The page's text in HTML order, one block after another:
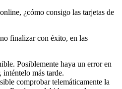
¿cómo consigo las tarjetas de
finalizar con éxito, en las
Posiblemente haya un error en
más tarde.
comprobar telemáticamente la